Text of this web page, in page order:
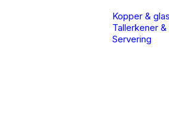
Kopper &
Tallerkener
Servering